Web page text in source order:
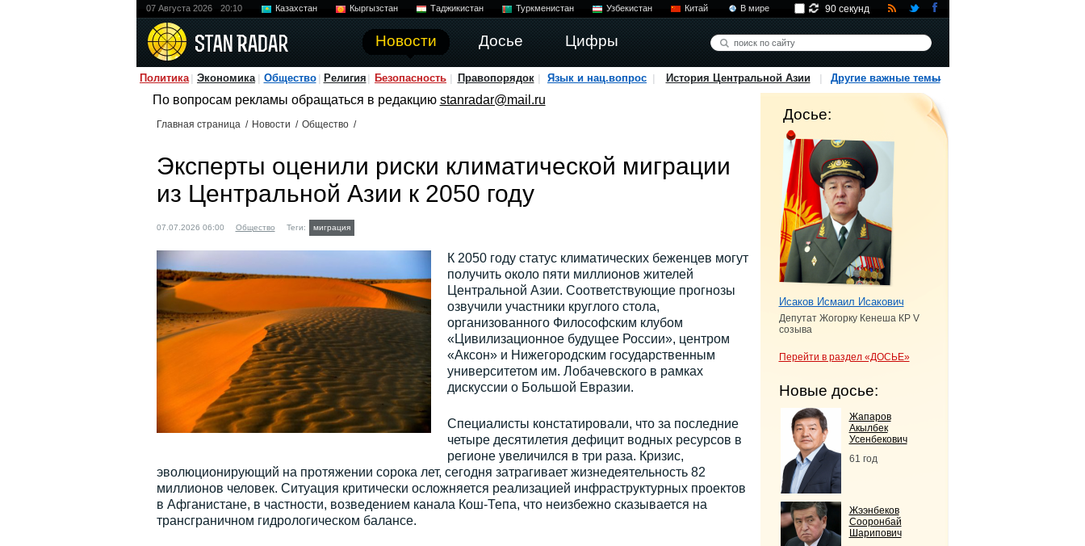
07 Августа 2026 20:10 Казахстан Кыргызстан Таджикистан Туркменистан Узбекистан Китай В мире
Новости Досье Цифры
90 секунд
Политика Экономика Общество Религия Безопасность Правопорядок Язык и нац.вопрос История Центральной Азии Другие важные темы
По вопросам рекламы обращаться в редакцию stanradar@mail.ru
Главная страница / Новости / Общество /
Эксперты оценили риски климатической миграции
из Центральной Азии к 2050 году
07.07.2026 06:00 Общество Теги: миграция
К 2050 году статус климатических беженцев могут
получить около пяти миллионов жителей
Центральной Азии. Соответствующие прогнозы
озвучили участники круглого стола,
организованного Философским клубом
«Цивилизационное будущее России», центром
«Аксон» и Нижегородским государственным
университетом им. Лобачевского в рамках
дискуссии о Большой Евразии.
Специалисты констатировали, что за последние
четыре десятилетия дефицит водных ресурсов в
регионе увеличился в три раза. Кризис,
эволюционирующий на протяжении сорока лет, сегодня затрагивает жизнедеятельность 82
миллионов человек. Ситуация критически осложняется реализацией инфраструктурных проектов
в Афганистане, в частности, возведением канала Кош-Тепа, что неизбежно сказывается на
трансграничном гидрологическом балансе.
Досье:
Исаков Исмаил Исакович
Депутат Жогорку Кенеша КР V
созыва
Перейти в раздел «ДОСЬЕ»
Новые досье:
Жапаров
Акылбек
Усенбекович
61 год
Жээнбеков
Сооронбай
Шарипович